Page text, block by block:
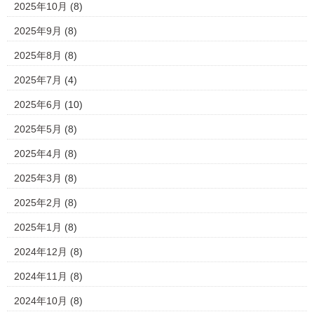
2025年10月 (8)
2025年9月 (8)
2025年8月 (8)
2025年7月 (4)
2025年6月 (10)
2025年5月 (8)
2025年4月 (8)
2025年3月 (8)
2025年2月 (8)
2025年1月 (8)
2024年12月 (8)
2024年11月 (8)
2024年10月 (8)